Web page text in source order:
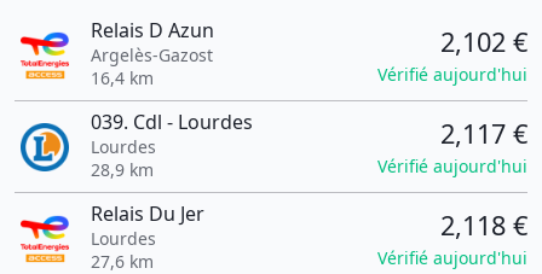
Relais D Azun
Argelès-Gazost
16,4 km
2,102 €
Vérifié aujourd'hui
039. Cdl - Lourdes
Lourdes
28,9 km
2,117 €
Vérifié aujourd'hui
Relais Du Jer
Lourdes
27,6 km
2,118 €
Vérifié aujourd'hui